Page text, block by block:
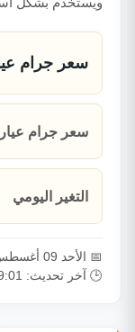
سعر جرام عيار 24
سعر جرام عيار 24 أمس
التغير اليومي
📅 الأحد 09 أغسطس 2026
🕒 آخر تحديث: 09:01 صباحاً بتوقيت مكة